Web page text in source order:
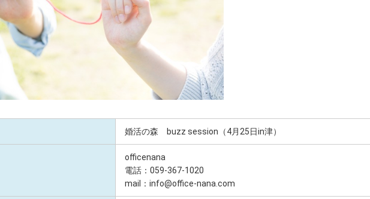
婚活の森 buzz session（4月25日in津）
officenana
電話：059-367-1020
mail：info@office-nana.com